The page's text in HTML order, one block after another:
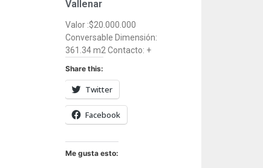
Vallenar
Valor :$20.000.000
Conversable Dimensión:
361.34 m2 Contacto: +
Share this:
Twitter
Facebook
Me gusta esto: